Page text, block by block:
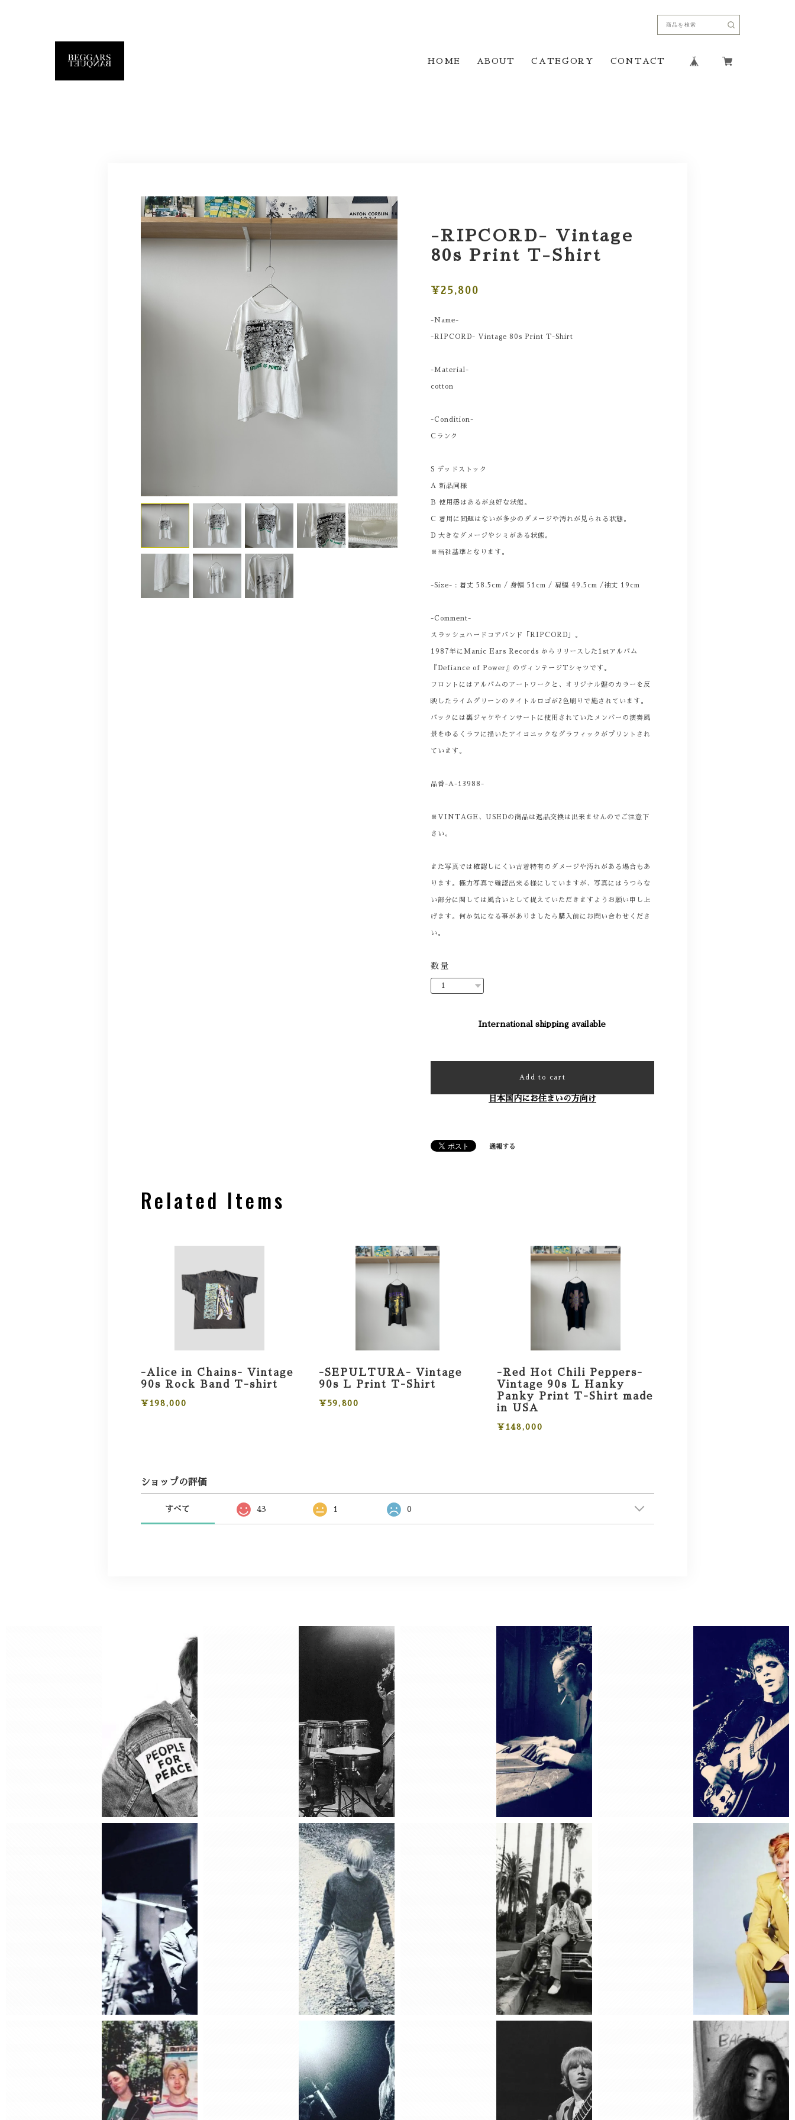
HOME ABOUT CATEGORY CONTACT
-RIPCORD- Vintage
80s Print T-Shirt
¥25,800
-Name-
-RIPCORD- Vintage 80s Print T-Shirt
-Material-
cotton
-Condition-
Cランク
S デッドストック
A 新品同様
B 使用感はあるが良好な状態。
C 着用に問題はないが多少のダメージや汚れが見られる状態。
D 大きなダメージやシミがある状態。
※当社基準となります。
-Size- : 着丈 58.5cm / 身幅 51cm / 肩幅 49.5cm /袖丈 19cm
-Comment-
スラッシュハードコアバンド「RIPCORD」。
1987年にManic Ears Records からリリースした1stアルバム
『Defiance of Power』のヴィンテージTシャツです。
フロントにはアルバムのアートワークと、オリジナル盤のカラーを反
映したライムグリーンのタイトルロゴが2色刷りで施されています。
バックには裏ジャケやインサートに使用されていたメンバーの演奏風
景をゆるくラフに描いたアイコニックなグラフィックがプリントされ
ています。
品番-A-13988-
※VINTAGE、USEDの商品は返品交換は出来ませんのでご注意下
さい。
また写真では確認しにくい古着特有のダメージや汚れがある場合もあ
ります。極力写真で確認出来る様にしていますが、写真にはうつらな
い部分に関しては風合いとして捉えていただきますようお願い申し上
げます。何か気になる事がありましたら購入前にお問い合わせくださ
い。
数量
International shipping available
Add to cart
日本国内にお住まいの方向け
通報する
Related Items
-Alice in Chains- Vintage
90s Rock Band T-shirt
¥198,000
-SEPULTURA- Vintage
90s L Print T-Shirt
¥59,800
-Red Hot Chili Peppers-
Vintage 90s L Hanky
Panky Print T-Shirt made
in USA
¥148,000
ショップの評価
すべて 43 1 0